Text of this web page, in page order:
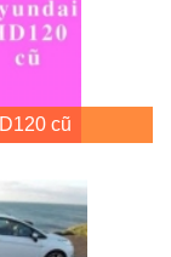
cũ